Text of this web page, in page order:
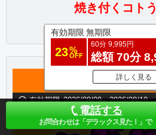
焼き付くコト
連れBBAコ
有効期限 2026/08/09～2026/08/10
電話する
お問合わせは「デラックス見た！」で
有効期限 無期限
23%
OFF
60分 9,995円
総額 70分
詳しく見る